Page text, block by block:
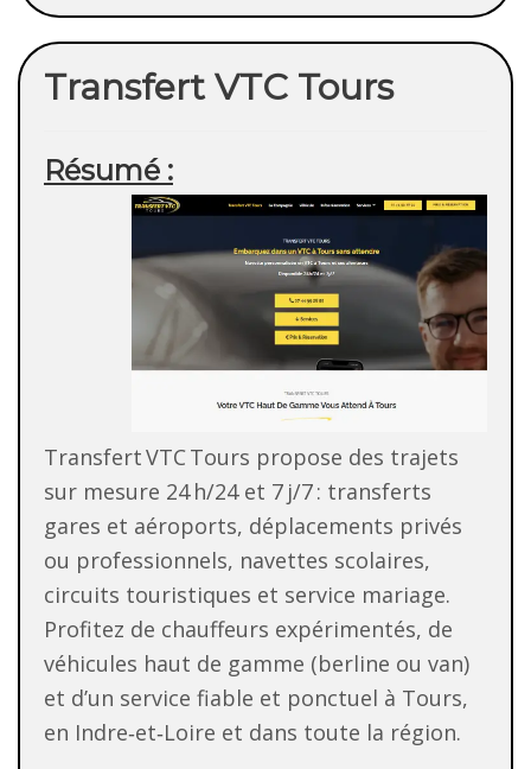
Transfert VTC Tours
Résumé :
Transfert VTC Tours propose des trajets
sur mesure 24 h/24 et 7 j/7 : transferts
gares et aéroports, déplacements privés
ou professionnels, navettes scolaires,
circuits touristiques et service mariage.
Profitez de chauffeurs expérimentés, de
véhicules haut de gamme (berline ou van)
et d’un service fiable et ponctuel à Tours,
en Indre‑et‑Loire et dans toute la région.